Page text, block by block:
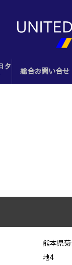
タ
総合お問い合せ
熊本県
地4